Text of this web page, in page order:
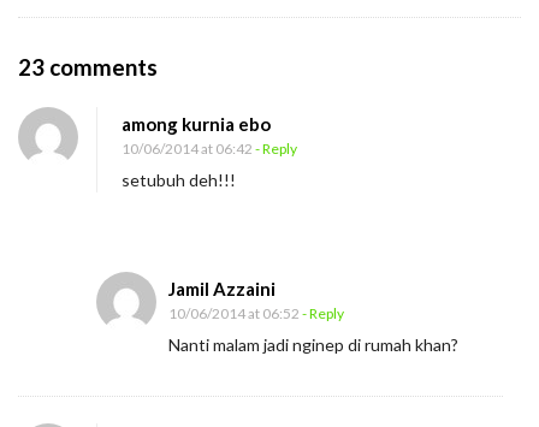
23 comments
T
T
g
among kurnia ebo
10/06/2014 at 06:42 - Reply
setubuh deh!!!
Jamil Azzaini
10/06/2014 at 06:52 - Reply
Nanti malam jadi nginep di rumah khan?